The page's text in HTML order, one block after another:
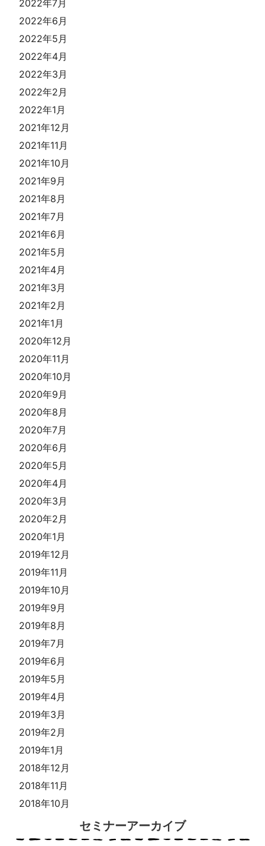
2022年7月
2022年6月
2022年5月
2022年4月
2022年3月
2022年2月
2022年1月
2021年12月
2021年11月
2021年10月
2021年9月
2021年8月
2021年7月
2021年6月
2021年5月
2021年4月
2021年3月
2021年2月
2021年1月
2020年12月
2020年11月
2020年10月
2020年9月
2020年8月
2020年7月
2020年6月
2020年5月
2020年4月
2020年3月
2020年2月
2020年1月
2019年12月
2019年11月
2019年10月
2019年9月
2019年8月
2019年7月
2019年6月
2019年5月
2019年4月
2019年3月
2019年2月
2019年1月
2018年12月
2018年11月
2018年10月
セミナーアーカイブ